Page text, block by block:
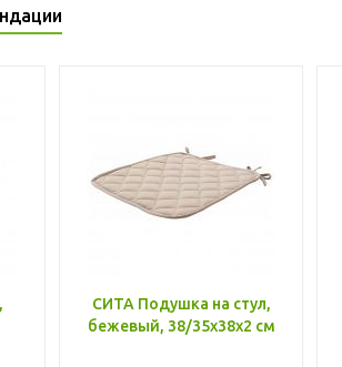
СИТА Подушка на стул,
бежевый, 38/35x38x2 см